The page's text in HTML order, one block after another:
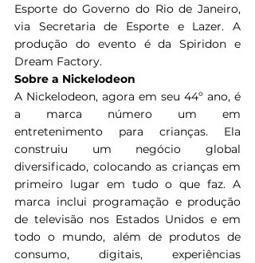
Esporte do Governo do Rio de Janeiro,
via Secretaria de Esporte e Lazer. A
produção do evento é da Spiridon e
Dream Factory.
Sobre a Nickelodeon
A Nickelodeon, agora em seu 44º ano, é
a marca número um em
entretenimento para crianças. Ela
construiu um negócio global
diversificado, colocando as crianças em
primeiro lugar em tudo o que faz. A
marca inclui programação e produção
de televisão nos Estados Unidos e em
todo o mundo, além de produtos de
consumo, digitais, experiências